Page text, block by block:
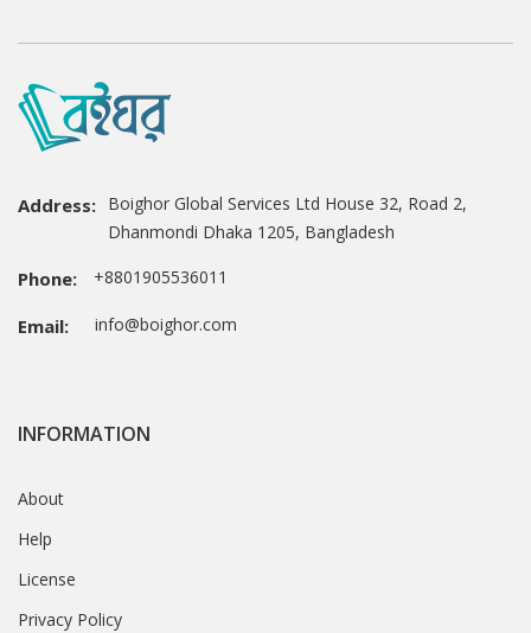
Address: Boighor Global Services Ltd House 32, Road 2,
Dhanmondi Dhaka 1205, Bangladesh
Phone: +8801905536011
Email: info@boighor.com
INFORMATION
About
Help
License
Privacy Policy